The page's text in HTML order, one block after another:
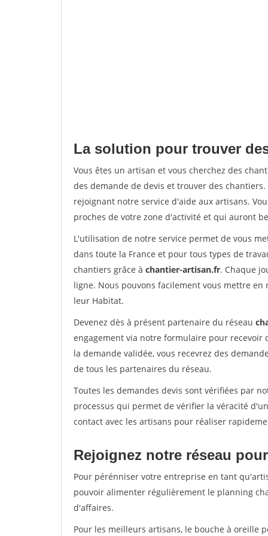
La solution pour trouver
Vous êtes un artisan et vous cherchez des
des demande de devis et trouver des
rejoignant notre service d'aide aux artisans.
proches de votre zone d'activité et qui auront
L'utilisation de notre service permet de vous
dans toute la France et pour tous types de
chantiers grâce à chantier-artisan.fr. Chaque
ligne. Nous pouvons facilement vous mettre
leur Habitat.
Devenez dès à présent partenaire du réseau
engagement via notre formulaire pour recevoir
la demande validée, vous recevrez des
de tous les partenaires du réseau.
Toutes les demandes devis sont vérifiées par
processus qui permet de vérifier la véracité
contact avec les artisans pour réaliser
Rejoignez notre réseau
Pour pérénniser votre entreprise en tant
pouvoir alimenter régulièrement le planning
d'affaires.
Pour les meilleurs artisans, le bouche à oreille